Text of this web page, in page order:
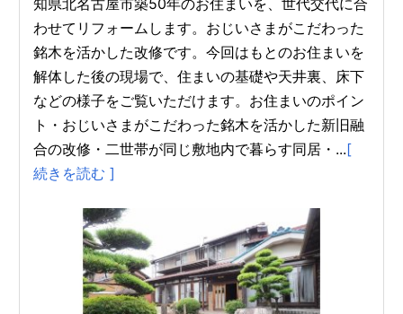
わせてリフォームします。おじいさまがこだわった
銘木を活かした改修です。今回はもとのお住まいを
解体した後の現場で、住まいの基礎や天井裏、床下
などの様子をご覧いただけます。お住まいのポイン
ト・おじいさまがこだわった銘木を活かした新旧融
合の改修・二世帯が同じ敷地内で暮らす同居・...[
続きを読む ]